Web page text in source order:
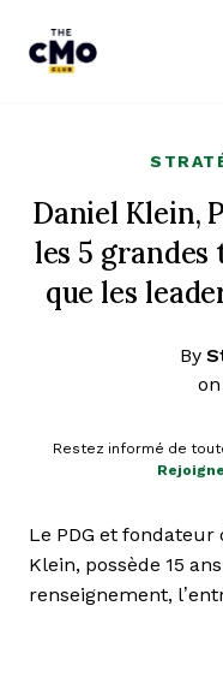
Daniel Klein,
les 5
que les
By
on
Restez informé de
Le PDG et fondateur
Klein, possède 15
renseignement,